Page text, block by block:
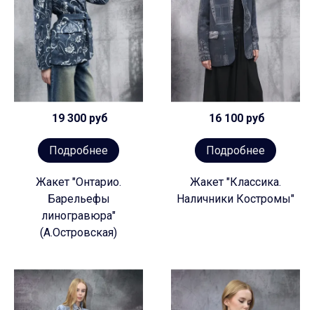
19 300 руб
Подробнее
Жакет "Онтарио.
Барельефы
линогравюра"
(А.Островская)
16 100 руб
Подробнее
Жакет "Классика.
Наличники Костромы"